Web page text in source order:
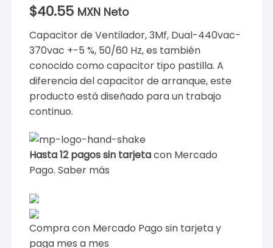
$40.55 MXN Neto
Capacitor de Ventilador, 3Mf, Dual-440vac-
370vac +-5 %, 50/60 Hz, es también
conocido como capacitor tipo pastilla. A
diferencia del capacitor de arranque, este
producto está diseñado para un trabajo
continuo.
Hasta 12 pagos sin tarjetacon Mercado
Pago. Saber más
Compra con Mercado Pago sin tarjeta y
paga mes a mes